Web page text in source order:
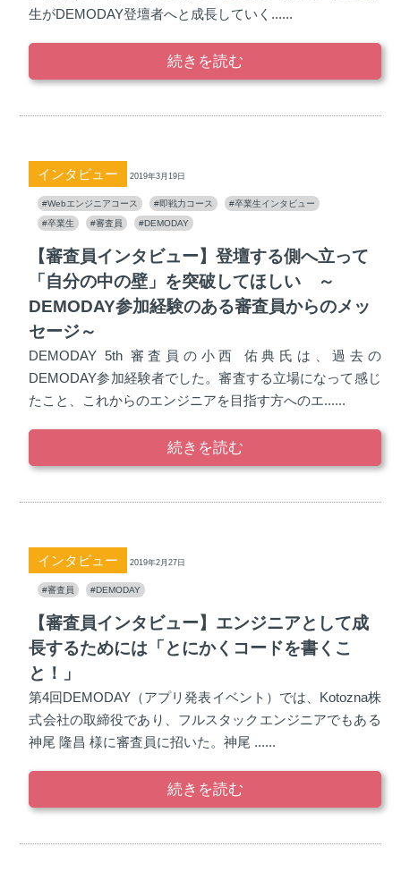
生がDEMODAY登壇者へと成長していく......
続きを読む
インタビュー 2019年3月19日
#Webエンジニアコース #即戦力コース
#卒業生インタビュー
#卒業生
#審査員 #DEMODAY
【審査員インタビュー】登壇する側へ立って
「自分の中の壁」を突破してほしい ～
DEMODAY参加経験のある審査員からのメッ
セージ～
DEMODAY 5th 審査員の小西 佑典氏は、過去の
DEMODAY参加経験者でした。審査する立場になって感じ
たこと、これからのエンジニアを目指す方へのエ......
続きを読む
インタビュー 2019年2月27日
#審査員 #DEMODAY
【審査員インタビュー】エンジニアとして成
長するためには「とにかくコードを書くこ
と！」
第4回DEMODAY（アプリ発表イベント）では、Kotozna株
式会社の取締役であり、フルスタックエンジニアでもある
神尾 隆昌 様に審査員に招いた。神尾 ......
続きを読む